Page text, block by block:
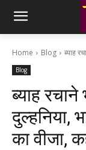
Home Blog ब्‍याह
Blog
ब्‍याह रचाने
दुल्‍हनिया,
का वीजा,